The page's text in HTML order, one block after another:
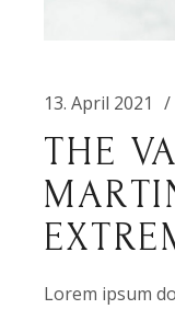
13. April 2021
THE
Lorem ipsum